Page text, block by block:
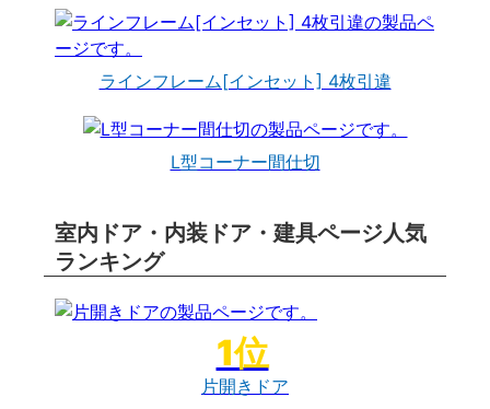
ラインフレーム[インセット] 4枚引違
L型コーナー間仕切
室内ドア・内装ドア・建具ページ人気
ランキング
片開きドア